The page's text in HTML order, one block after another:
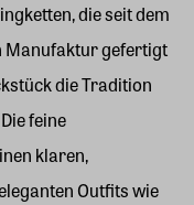
die seit dem
Manufaktur gefertigt
die Tradition
feine
klaren,
Outfits wie